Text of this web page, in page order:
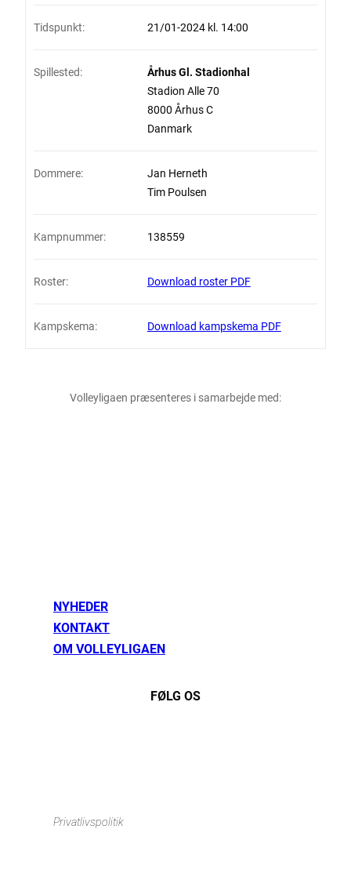
Tidspunkt: 21/01-2024 kl. 14:00
Spillested:
Århus Gl. Stadionhal
Stadion Alle 70
8000 Århus C
Danmark
Dommere:
Jan Herneth
Tim Poulsen
Kampnummer: 138559
Roster: Download roster PDF
Kampskema: Download kampskema PDF
Volleyligaen præsenteres i samarbejde med:
NYHEDER
KONTAKT
OM VOLLEYLIGAEN
FØLG OS
Privatlivspolitik